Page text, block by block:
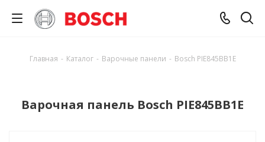
Главная - Каталог - Варочные панели - Bosch PIE845BB1E
Варочная панель Bosch PIE845BB1E